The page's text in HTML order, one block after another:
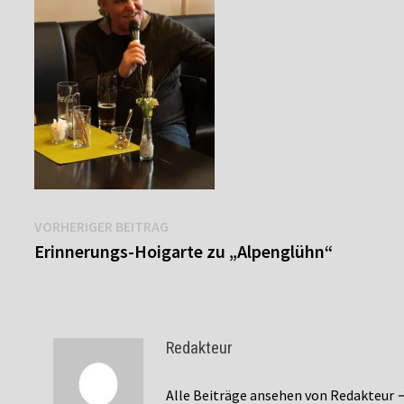
Beitragsnavigation
VORHERIGER BEITRAG
Beitrag:
Erinnerungs-Hoigarte zu „Alpenglühn“
Redakteur
Alle Beiträge ansehen von Redakteur